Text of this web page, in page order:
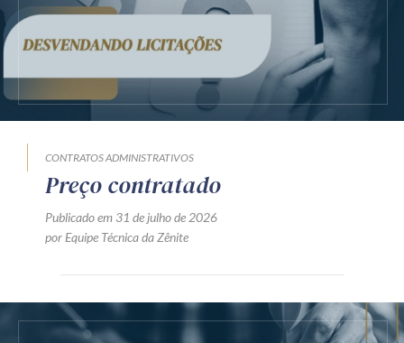
CONTRATOS ADMINISTRATIVOS
Preço contratado
Publicado em 31 de julho de 2026
por Equipe Técnica da Zênite